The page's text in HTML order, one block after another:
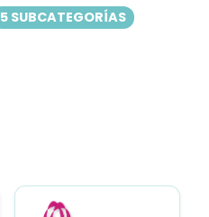
5 SUBCATEGORÍAS